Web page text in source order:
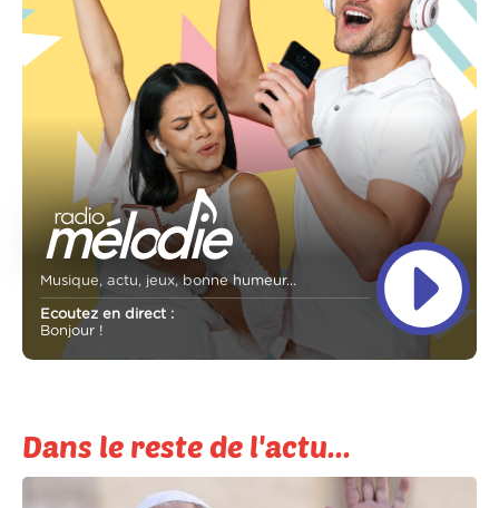
Musique, actu, jeux, bonne humeur...
Ecoutez en direct :
Bonjour !
Dans le reste de l'actu...